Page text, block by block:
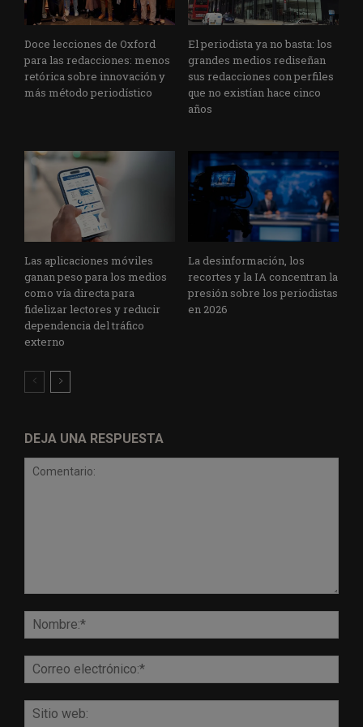
Doce lecciones de Oxford
para las redacciones: menos
retórica sobre innovación y
más método periodístico
El periodista ya no basta: los
grandes medios rediseñan
sus redacciones con perfiles
que no existían hace cinco
años
Las aplicaciones móviles
ganan peso para los medios
como vía directa para
fidelizar lectores y reducir
dependencia del tráfico
externo
La desinformación, los
recortes y la IA concentran la
presión sobre los periodistas
en 2026
DEJA UNA RESPUESTA